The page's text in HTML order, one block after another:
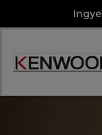
Accessibility